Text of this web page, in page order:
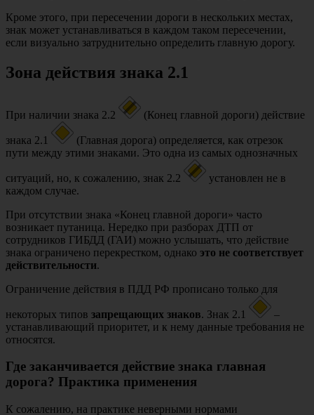
Кроме этого, при пересечении дороги в нескольких местах,
знак может устанавливаться в каждом таком пересечении,
если визуально затруднительно определить главную дорогу.
Зона действия знака 2.1
При наличии знака 2.2 (Конец главной дороги) действие
знака 2.1
(Главная дорога) определяется, как отрезок
пути между этими знаками. Это одна из самых однозначных
ситуаций, но, к сожалению, знак 2.2
установлен не в
каждом случае.
При отсутствии знака «Конец главной дороги» часто
возникает путаница. Нередко при разборах ДТП от
сотрудников ГИБДД (ГАИ) можно услышать, что действие
знака ограничено перекрестком, однако это не соответствует
действительности.
Ограничение действия в ПДД РФ прописано только для
некоторых типов запрещающих знаков. Знак 2.1
–
устанавливающий приоритет, и к нему данные требования не
относятся.
Где заканчивается действие знака главная
дорога? Практика применения
К сожалению, на практике неверными нормами